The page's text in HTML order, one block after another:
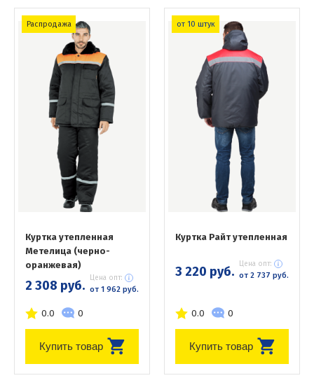
Распродажа
Куртка утепленная
Метелица (черно-
оранжевая)
2 308 руб. Цена опт:
от 1 962 руб.
0.0 0
Купить товар
от 10 штук
Куртка Райт утепленная
3 220 руб. Цена опт:
от 2 737 руб.
0.0 0
Купить товар